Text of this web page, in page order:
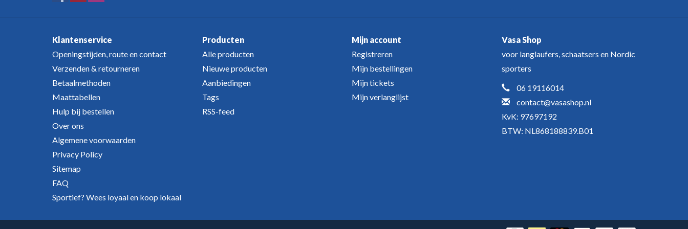
Klantenservice
Openingstijden, route en contact
Verzenden & retourneren
Betaalmethoden
Maattabellen
Hulp bij bestellen
Over ons
Algemene voorwaarden
Privacy Policy
Sitemap
FAQ
Sportief? Wees loyaal en koop lokaal
Producten
Alle producten
Nieuwe producten
Aanbiedingen
Tags
RSS-feed
Mijn account
Registreren
Mijn bestellingen
Mijn tickets
Mijn verlanglijst
Vasa Shop
voor langlaufers, schaatsers en Nordic
sporters
06 19116014
contact@vasashop.nl
KvK: 97697192
BTW: NL868188839.B01